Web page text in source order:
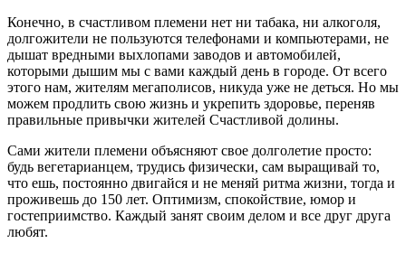
Конечно, в счастливом племени нет ни табака, ни алкоголя,
долгожители не пользуются телефонами и компьютерами, не
дышат вредными выхлопами заводов и автомобилей,
которыми дышим мы с вами каждый день в городе. От всего
этого нам, жителям мегаполисов, никуда уже не деться. Но мы
можем продлить свою жизнь и укрепить здоровье, переняв
правильные привычки жителей Счастливой долины.
Сами жители племени объясняют свое долголетие просто:
будь вегетарианцем, трудись физически, сам выращивай то,
что ешь, постоянно двигайся и не меняй ритма жизни, тогда и
проживешь до 150 лет. Оптимизм, спокойствие, юмор и
гостеприимство. Каждый занят своим делом и все друг друга
любят.